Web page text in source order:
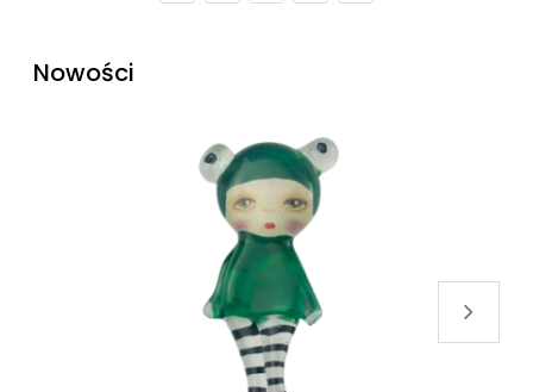
Nowości